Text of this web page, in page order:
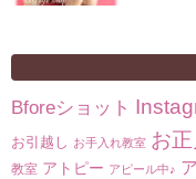
Bforeショット
お引越し お手入れ教室 お
教室 アトピー アピール中♪